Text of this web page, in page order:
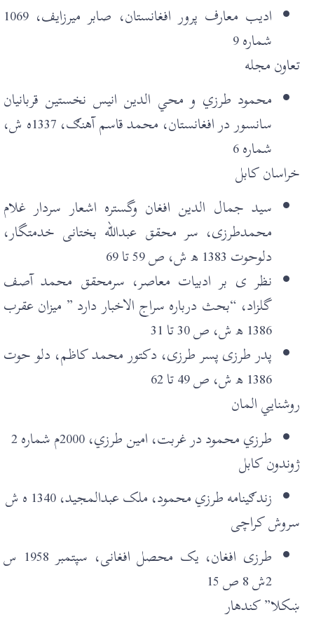
اديب معارف پرور افغانستان، صابر ميرزايف، 1069
شماره 9
تعاون مجله
محمود طرزي و محي الدين انيس نخستين قربانيان
سانسور در افغانستان، محمد قاسم آهنګ، 1337ه ش،
شماره 6
خراسان کابل
سيد جمال الدين افغان وگسترہ اشعار سردار غلام
محمدطرزی، سر محقق عبدالله بختانی خدمتگار،
دلوحوت 1383 ھ ش، ص 59 تا 69
نظر ی بر ادبيات معاصر، سرمحقق محمد آصف
گلزاد، “بحث دربارہ سراج الاخبار دارد ” ميزان عقرب
1386 ھ ش، ص 30 تا 31
پدر طرزی پسر طرزی، دکتور محمد کاظم، دلو حوت
1386 ھ ش، ص 49 تا 62
روشنايي المان
طرزي محمود در غربت، امين طرزي، 2000م شماره 2
ژوندون کابل
زندګينامه طرزي محمود، ملک عبدالمجيد، 1340 ه ش
سروش کراچی
طرزی افغان، يک محصل افغانی، سپتمبر 1958 س
2ش 8 ص 15
ښکلا” کندهار